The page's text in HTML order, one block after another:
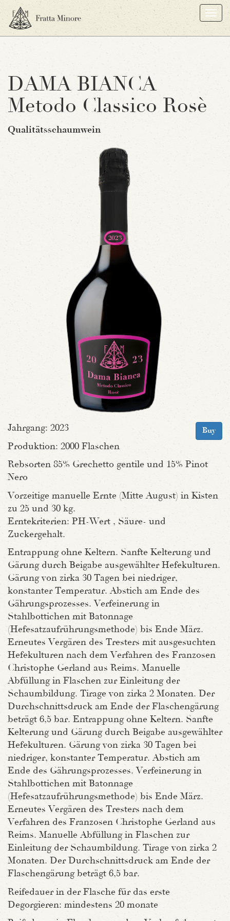
DAMA BIANCA
Metodo Classico Rosè
Qualitätsschaumwein
Buy
Jahrgang: 2023
Produktion: 2000 Flaschen
Rebsorten 85% Grechetto gentile und 15% Pinot
Nero
Vorzeitige manuelle Ernte (Mitte August) in Kisten
zu 25 und 30 kg.
Erntekriterien: PH-Wert , Säure- und
Zuckergehalt.
Entrappung ohne Keltern. Sanfte Kelterung und
Gärung durch Beigabe ausgewählter Hefekulturen.
Gärung von zirka 30 Tagen bei niedriger,
konstanter Temperatur. Abstich am Ende des
Gährungsprozesses. Verfeinerung in
Stahlbottichen mit Batonnage
(Hefesatzaufrührungsmethode) bis Ende März.
Erneutes Vergären des Tresters mit ausgesuchten
Hefekulturen nach dem Verfahren des Franzosen
Christophe Gerland aus Reims. Manuelle
Abfüllung in Flaschen zur Einleitung der
Schaumbildung. Tirage von zirka 2 Monaten. Der
Durchschnittsdruck am Ende der Flaschengärung
beträgt 6,5 bar. Entrappung ohne Keltern. Sanfte
Kelterung und Gärung durch Beigabe ausgewählter
Hefekulturen. Gärung von zirka 30 Tagen bei
niedriger, konstanter Temperatur. Abstich am
Ende des Gährungsprozesses. Verfeinerung in
Stahlbottichen mit Batonnage
(Hefesatzaufrührungsmethode) bis Ende März.
Erneutes Vergären des Tresters nach dem
Verfahren des Franzosen Christophe Gerland aus
Reims. Manuelle Abfüllung in Flaschen zur
Einleitung der Schaumbildung. Tirage von zirka 2
Monaten. Der Durchschnittsdruck am Ende der
Flaschengärung beträgt 6,5 bar.
Reifedauer in der Flasche für das erste
Degorgieren: mindestens 20 monate